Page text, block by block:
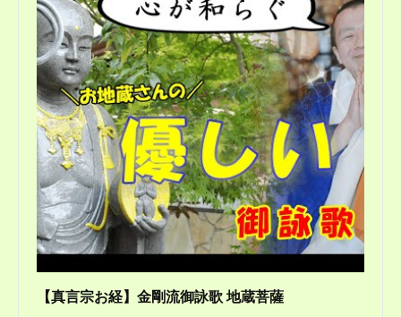
【真言宗お経】金剛流御詠歌 地蔵菩薩